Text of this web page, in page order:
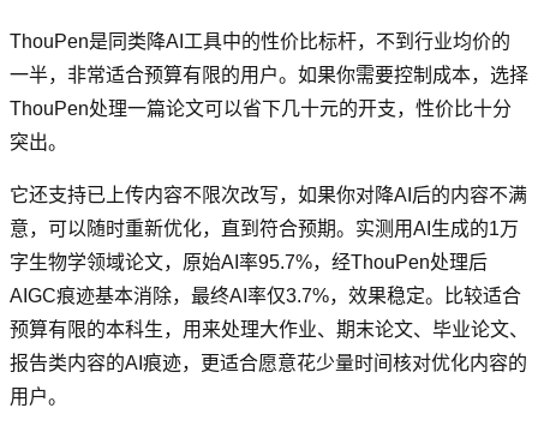
ThouPen是同类降AI工具中的性价比标杆，不到行业均价的
一半，非常适合预算有限的用户。如果你需要控制成本，选择
ThouPen处理一篇论文可以省下几十元的开支，性价比十分
突出。
它还支持已上传内容不限次改写，如果你对降AI后的内容不满
意，可以随时重新优化，直到符合预期。实测用AI生成的1万
字生物学领域论文，原始AI率95.7%，经ThouPen处理后
AIGC痕迹基本消除，最终AI率仅3.7%，效果稳定。比较适合
预算有限的本科生，用来处理大作业、期末论文、毕业论文、
报告类内容的AI痕迹，更适合愿意花少量时间核对优化内容的
用户。